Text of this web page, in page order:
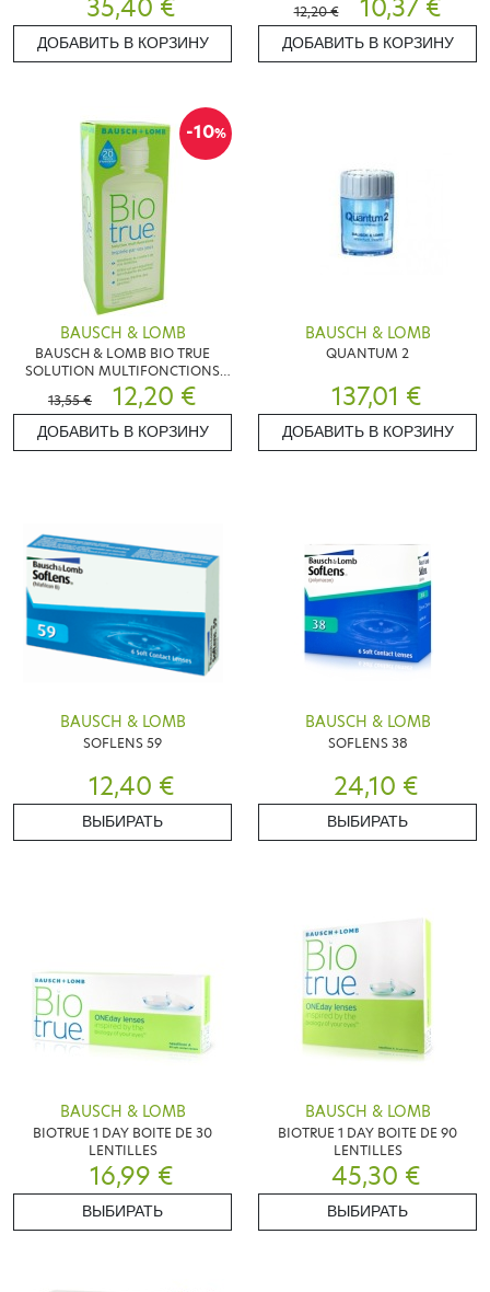
35,40 €
ДОБАВИТЬ В КОРЗИНУ
12,20 € 10,37 €
ДОБАВИТЬ В КОРЗИНУ
-10%
BAUSCH & LOMB
BAUSCH & LOMB BIO TRUE
SOLUTION MULTIFONCTIONS
300ML
13,55 € 12,20 €
ДОБАВИТЬ В КОРЗИНУ
BAUSCH & LOMB
QUANTUM 2
137,01 €
ДОБАВИТЬ В КОРЗИНУ
BAUSCH & LOMB
SOFLENS 59
12,40 €
ВЫБИРАТЬ
BAUSCH & LOMB
SOFLENS 38
24,10 €
ВЫБИРАТЬ
BAUSCH & LOMB
BIOTRUE 1 DAY BOITE DE 30
LENTILLES
16,99 €
ВЫБИРАТЬ
BAUSCH & LOMB
BIOTRUE 1 DAY BOITE DE 90
LENTILLES
45,30 €
ВЫБИРАТЬ